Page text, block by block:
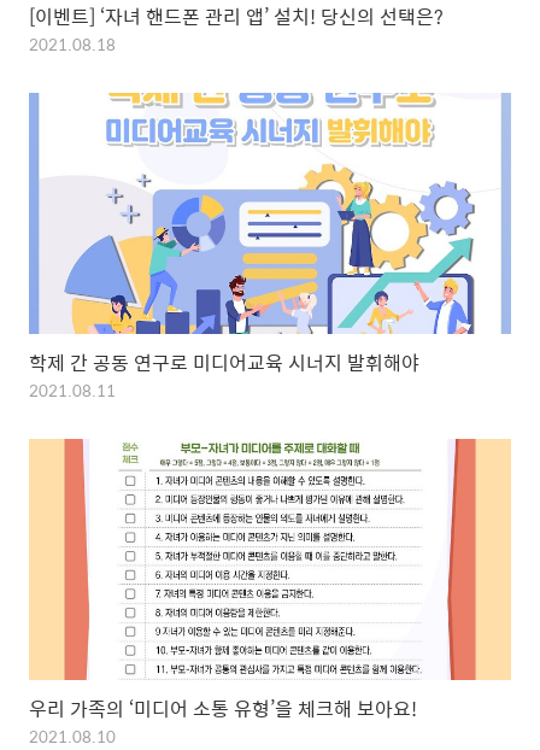
[이벤트] ‘자녀 핸드폰 관리 앱’ 설치! 당신의 선택은?
2021.08.18
학제 간 공동 연구로 미디어교육 시너지 발휘해야
2021.08.11
우리 가족의 ‘미디어 소통 유형’을 체크해 보아요!
2021.08.10